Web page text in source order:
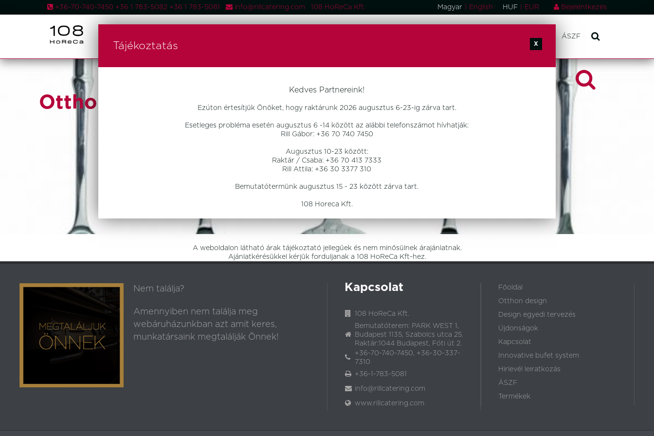
Tájékoztatás X
Kedves Partnereink!
Ezúton értesítjük Önöket, hogy raktárunk 2026 augusztus 6-23-ig zárva tart.
Esetleges probléma esetén augusztus 6 -14 között az alábbi telefonszámot hívhatják:
Rill Gábor: +36 70 740 7450
Augusztus 10-23 között:
Raktár / Csaba: +36 70 413 7333
Rill Attila: +36 30 3377 310
Bemutatótermünk augusztus 15 - 23 között zárva tart.
108 Horeca Kft.
+36-70-740-7450 +36 1 783-5082 +36 1 783-5081 info@rillcatering.com 108 HoReCa Kft. Bejelentkezés
HUF EUR
Magyar English
KAPCSOLAT ÁSZF
Otthon Design
A weboldalon látható árak tájékoztató jellegűek és nem minősülnek árajánlatnak.
Ajánlatkérésükkel kérjük forduljanak a 108 HoReCa Kft-hez.
Nem találja?
Amennyiben nem találja meg
webáruházunkban azt amit keres,
munkatársaink megtalálják Önnek!
Kapcsolat
108 HoReCa Kft.
Bemutatóterem: PARK WEST 1,
Budapest 1135, Szabolcs utca 25.
Raktár:1044 Budapest, Fóti út 2.
+36-70-740-7450, +36-30-337-
7310
+36-1-783-5081
info@rillcatering.com
www.rillcatering.com
Főoldal
Otthon design
Design egyedi tervezés
Újdonságok
Kapcsolat
Innovative bufet system
Hirlevél leiratkozás
ÁSZF
Termékek